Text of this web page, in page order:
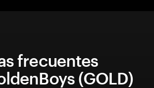
frecuentes
(GOLD)